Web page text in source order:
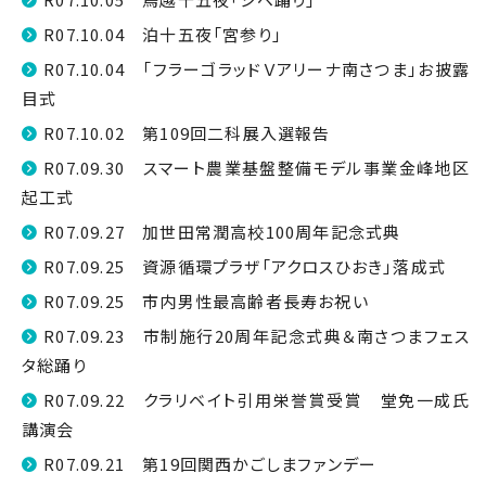
R07.10.04 泊十五夜「宮参り」
R07.10.04 「フラーゴラッドＶアリーナ南さつま」お披露
目式
R07.10.02 第109回二科展入選報告
R07.09.30 スマート農業基盤整備モデル事業金峰地区
起工式
R07.09.27 加世田常潤高校100周年記念式典
R07.09.25 資源循環プラザ「アクロスひおき」落成式
R07.09.25 市内男性最高齢者長寿お祝い
R07.09.23 市制施行20周年記念式典＆南さつまフェス
タ総踊り
R07.09.22 クラリベイト引用栄誉賞受賞 堂免一成氏
講演会
R07.09.21 第19回関西かごしまファンデー